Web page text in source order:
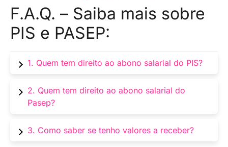
F.A.Q. – Saiba mais sobre
PIS e PASEP:
1. Quem tem direito ao abono salarial do PIS?
Trabalhadores com carteira assinada que
receberam até R$ 2.645,75 por mês no ano-
base.
2. Quem tem direito ao abono salarial do
Pasep?
Servidores públicos que trabalharam no ano-
3. Como saber se tenho valores a receber?